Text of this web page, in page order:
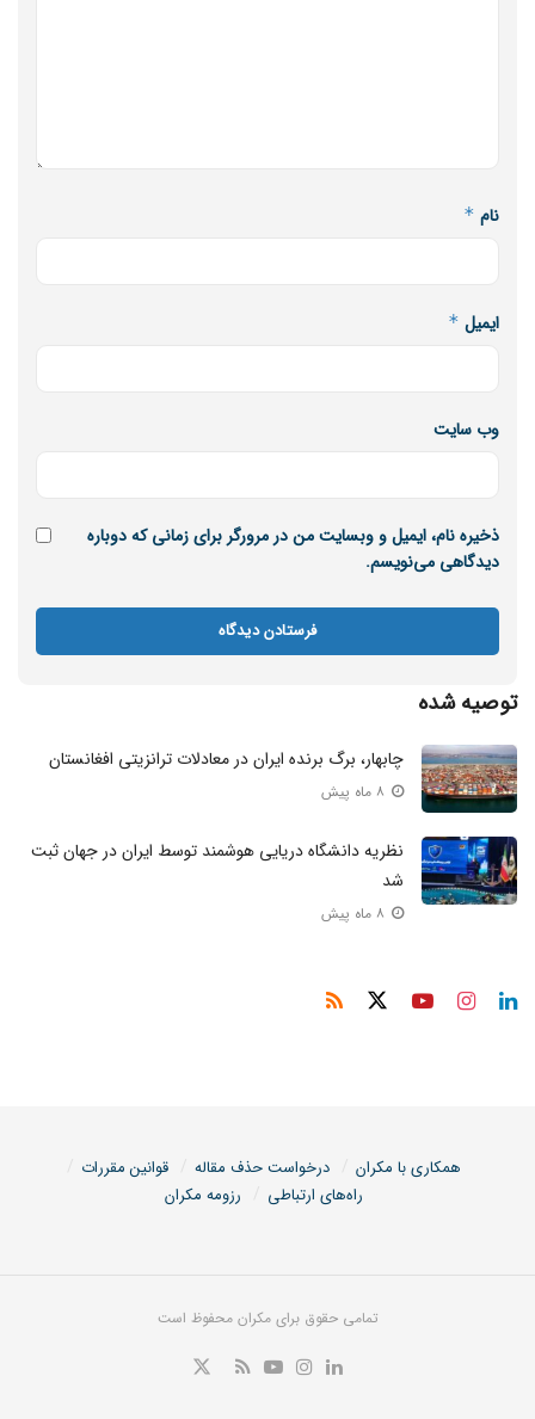
نام *
ایمیل *
وب‌ سایت
ذخیره نام، ایمیل و وبسایت من در مرورگر برای زمانی که دوباره
دیدگاهی می‌نویسم.
توصیه شده
چابهار، برگ برنده ایران در معادلات ترانزیتی افغانستان
نظریه دانشگاه دریایی هوشمند توسط ایران در جهان ثبت
شد
همکاری با مکران درخواست حذف مقاله
قوانین مقررات
راه‌های ارتباطی
رزومه مکران
تمامی حقوق برای مکران محفوظ است